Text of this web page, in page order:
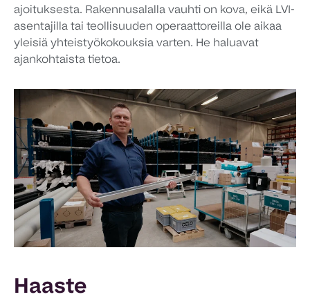
ajoituksesta. Rakennusalalla vauhti on kova, eikä LVI-
asentajilla tai teollisuuden operaattoreilla ole aikaa
yleisiä yhteistyökokouksia varten. He haluavat
ajankohtaista tietoa.
Haaste